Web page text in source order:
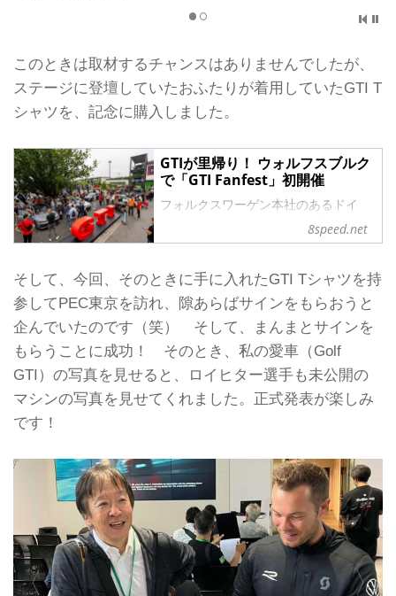
このときは取材するチャンスはありませんでしたが、
ステージに登壇していたおふたりが着用していたGTI T
シャツを、記念に購入しました。
GTIが里帰り！ ウォルフスブルク
で「GTI Fanfest」初開催
フォルクスワーゲン本社のあるドイ
ツ・ウォルフスブルクで「GTI
Fanfest」が初開催。熱気に包まれた
2024年7月26日〜28日、ウォルフスブ
ルクはいつも以上に多くのGolfとファ
ンで溢れていた。1982年からオースト
リアのヴェルター湖畔で開催されてき
た「GTIミーティング」に代わるイベ
ント、「GTI Fanfest 2024」がサッカ
ースタジアム「Volkswagen Arena」
とその周辺で行われたのだ。
8speed.net
そして、今回、そのときに手に入れたGTI Tシャツを持
参してPEC東京を訪れ、隙あらばサインをもらおうと
企んでいたのです（笑） そして、まんまとサインを
もらうことに成功！ そのとき、私の愛車（Golf
GTI）の写真を見せると、ロイヒター選手も未公開の
マシンの写真を見せてくれました。正式発表が楽しみ
です！